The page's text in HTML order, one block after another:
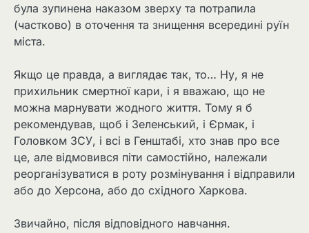
була зупинена наказом зверху та потрапила
(частково) в оточення та знищення всередині руїн
міста.
Якщо це правда, а виглядає так, то… Ну, я не
прихильник смертної кари, і я вважаю, що не
можна марнувати жодного життя. Тому я б
рекомендував, щоб і Зеленський, і Єрмак, і
Головком ЗСУ, і всі в Генштабі, хто знав про все
це, але відмовився піти самостійно, належали
реорганізуватися в роту розмінування і відправили
або до Херсона, або до східного Харкова.
Звичайно, після відповідного навчання.